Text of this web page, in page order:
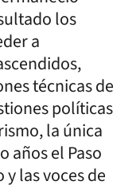
los
a
técnicas de
políticas
la única
años el Paso
las voces de